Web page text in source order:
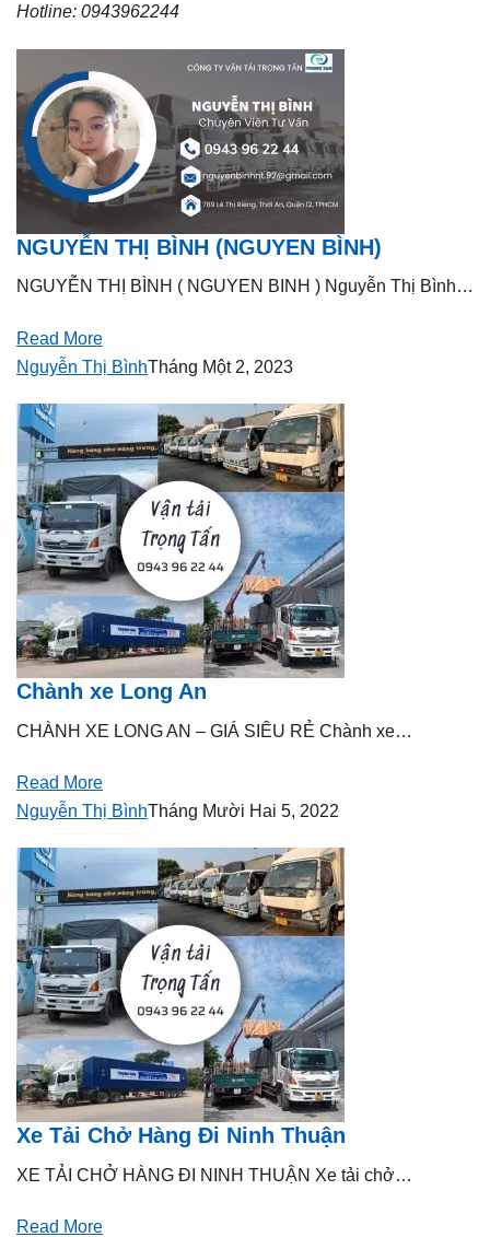
Hotline: 0943962244
NGUYỄN THỊ BÌNH (NGUYEN BÌNH)
NGUYỄN THỊ BÌNH ( NGUYEN BINH ) Nguyễn Thị Bình…
Read More
Nguyễn Thị BìnhTháng Một 2, 2023
Chành xe Long An
CHÀNH XE LONG AN – GIÁ SIÊU RẺ Chành xe…
Read More
Nguyễn Thị BìnhTháng Mười Hai 5, 2022
Xe Tải Chở Hàng Đi Ninh Thuận
XE TẢI CHỞ HÀNG ĐI NINH THUẬN Xe tải chở…
Read More